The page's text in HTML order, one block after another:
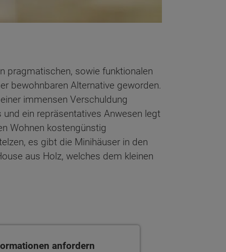
pragmatischen, sowie funktionalen
bewohnbaren Alternative geworden.
immensen Verschuldung
ein repräsentatives Anwesen legt
Wohnen kostengünstig
es gibt die Minihäuser in den
aus Holz, welches dem kleinen
anfordern